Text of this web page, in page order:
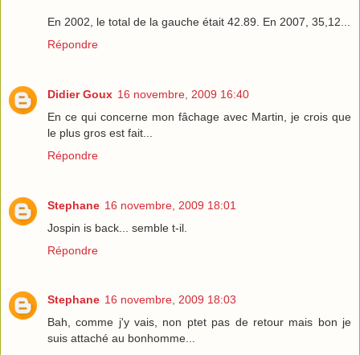
En 2002, le total de la gauche était 42.89. En 2007, 35,12...
Répondre
Didier Goux 16 novembre, 2009 16:40
En ce qui concerne mon fâchage avec Martin, je crois que
le plus gros est fait...
Répondre
Stephane 16 novembre, 2009 18:01
Jospin is back... semble t-il.
Répondre
Stephane 16 novembre, 2009 18:03
Bah, comme j'y vais, non ptet pas de retour mais bon je
suis attaché au bonhomme...